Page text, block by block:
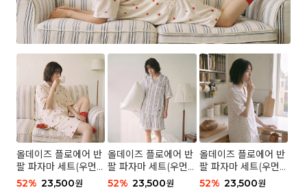
올데이즈 플로에어 반
팔 파자마 세트(우먼)
- 04 하트 컨페티
52% 23,500원
올데이즈 플로에어 반
팔 파자마 세트(우먼)
- 03 브리즈 스트라이
52% 23,500원
올데이즈 플로에어 반
팔 파자마 세트(우먼)
- 01 포슬 가든
52% 23,500원